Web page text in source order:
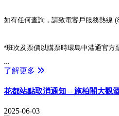
如有任何查詢，請致電客戶服務熱線
*班次及票價以購票時環島中港通官方
...
了解更多
花都站點取消通知 – 施柏閣大觀
2025-06-03